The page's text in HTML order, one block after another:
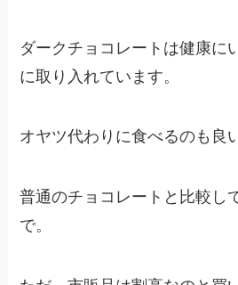
ダークチョコレートは健康に
に取り入れています。
オヤツ代わりに食べるのも良
普通のチョコレートと比較し
で。